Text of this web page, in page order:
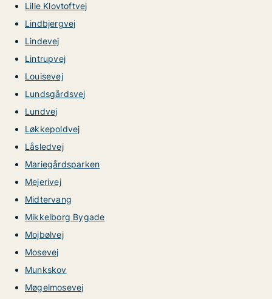
Lille Klovtoftvej
Lindbjergvej
Lindevej
Lintrupvej
Louisevej
Lundsgårdsvej
Lundvej
Løkkepoldvej
Låsledvej
Mariegårdsparken
Mejerivej
Midtervang
Mikkelborg Bygade
Mojbølvej
Mosevej
Munkskov
Møgelmosevej